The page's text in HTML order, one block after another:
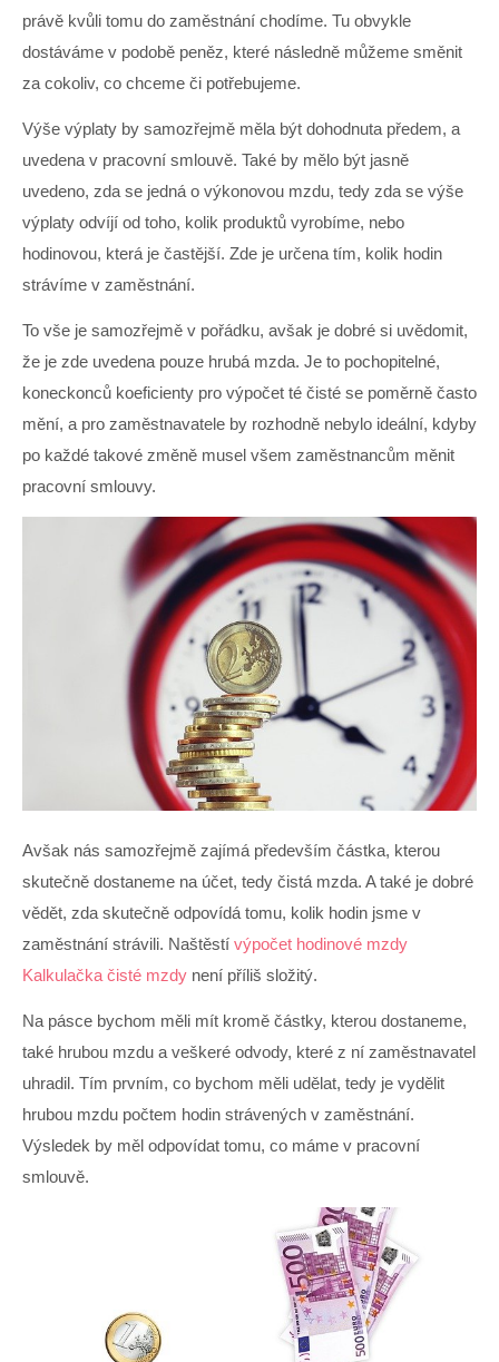
právě kvůli tomu do zaměstnání chodíme. Tu obvykle
dostáváme v podobě peněz, které následně můžeme směnit
za cokoliv, co chceme či potřebujeme.
Výše výplaty by samozřejmě měla být dohodnuta předem, a
uvedena v pracovní smlouvě. Také by mělo být jasně
uvedeno, zda se jedná o výkonovou mzdu, tedy zda se výše
výplaty odvíjí od toho, kolik produktů vyrobíme, nebo
hodinovou, která je častější. Zde je určena tím, kolik hodin
strávíme v zaměstnání.
To vše je samozřejmě v pořádku, avšak je dobré si uvědomit,
že je zde uvedena pouze hrubá mzda. Je to pochopitelné,
koneckonců koeficienty pro výpočet té čisté se poměrně často
mění, a pro zaměstnavatele by rozhodně nebylo ideální, kdyby
po každé takové změně musel všem zaměstnancům měnit
pracovní smlouvy.
Avšak nás samozřejmě zajímá především částka, kterou
skutečně dostaneme na účet, tedy čistá mzda. A také je dobré
vědět, zda skutečně odpovídá tomu, kolik hodin jsme v
zaměstnání strávili. Naštěstí výpočet hodinové mzdy
Kalkulačka čisté mzdy není příliš složitý.
Na pásce bychom měli mít kromě částky, kterou dostaneme,
také hrubou mzdu a veškeré odvody, které z ní zaměstnavatel
uhradil. Tím prvním, co bychom měli udělat, tedy je vydělit
hrubou mzdu počtem hodin strávených v zaměstnání.
Výsledek by měl odpovídat tomu, co máme v pracovní
smlouvě.